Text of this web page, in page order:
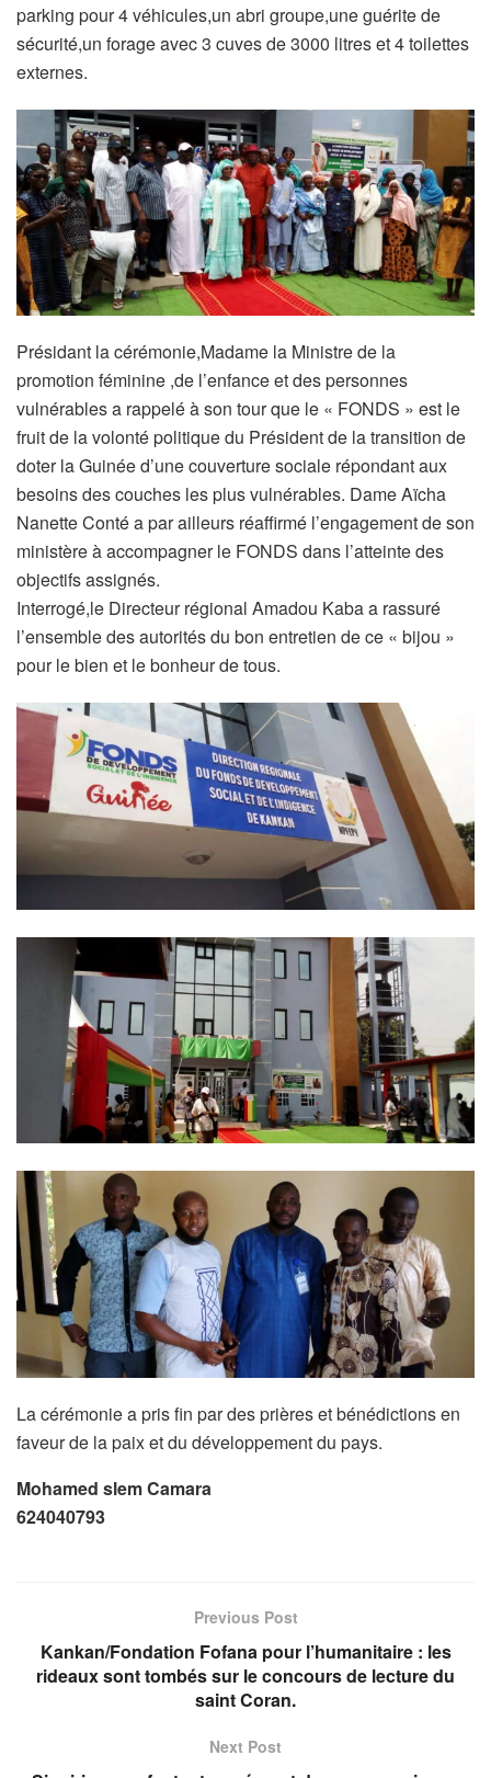
parking pour 4 véhicules,un abri groupe,une guérite de
sécurité,un forage avec 3 cuves de 3000 litres et 4 toilettes
externes.
Présidant la cérémonie,Madame la Ministre de la
promotion féminine ,de l’enfance et des personnes
vulnérables a rappelé à son tour que le « FONDS » est le
fruit de la volonté politique du Président de la transition de
doter la Guinée d’une couverture sociale répondant aux
besoins des couches les plus vulnérables. Dame Aïcha
Nanette Conté a par ailleurs réaffirmé l’engagement de son
ministère à accompagner le FONDS dans l’atteinte des
objectifs assignés.
Interrogé,le Directeur régional Amadou Kaba a rassuré
l’ensemble des autorités du bon entretien de ce « bijou »
pour le bien et le bonheur de tous.
La cérémonie a pris fin par des prières et bénédictions en
faveur de la paix et du développement du pays.
Mohamed slem Camara
624040793
Previous Post
Kankan/Fondation Fofana pour l’humanitaire : les
rideaux sont tombés sur le concours de lecture du
saint Coran.
Next Post